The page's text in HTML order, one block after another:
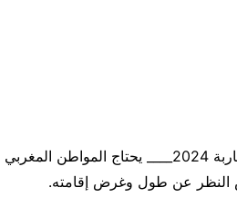
فيزا طاجيكستان للمغاربة 2024____
عن طول وغرض إقامته.